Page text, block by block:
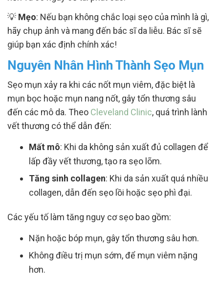
💡 Mẹo: Nếu bạn không chắc loại sẹo của mình là gì,
hãy chụp ảnh và mang đến bác sĩ da liễu. Bác sĩ sẽ
giúp bạn xác định chính xác!
Nguyên Nhân Hình Thành Sẹo Mụn
Sẹo mụn xảy ra khi các nốt mụn viêm, đặc biệt là
mụn bọc hoặc mụn nang nốt, gây tổn thương sâu
đến các mô da. Theo Cleveland Clinic, quá trình lành
vết thương có thể dẫn đến:
Mất mô: Khi da không sản xuất đủ collagen để
lấp đầy vết thương, tạo ra sẹo lõm.
Tăng sinh collagen: Khi da sản xuất quá nhiều
collagen, dẫn đến sẹo lồi hoặc sẹo phì đại.
Các yếu tố làm tăng nguy cơ sẹo bao gồm:
Nặn hoặc bóp mụn, gây tổn thương sâu hơn.
Không điều trị mụn sớm, để mụn viêm nặng
hơn.